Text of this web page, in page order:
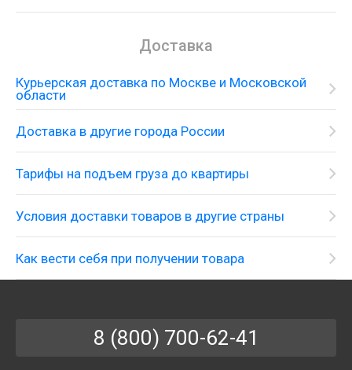
Доставка
Курьерская доставка по Москве и Московской
области
Доставка в другие города России
Тарифы на подъем груза до квартиры
Условия доставки товаров в другие страны
Как вести себя при получении товара
8 (800) 700-62-41